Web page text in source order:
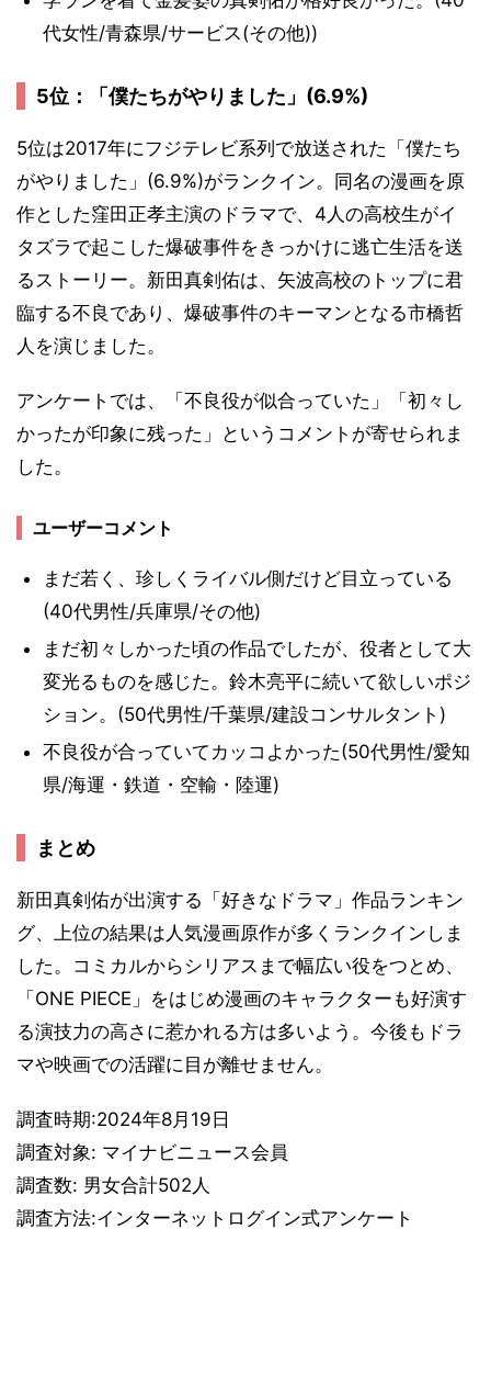
代女性/青森県/サービス(その他))
5位：「僕たちがやりました」(6.9%)
5位は2017年にフジテレビ系列で放送された「僕たち
がやりました」(6.9%)がランクイン。同名の漫画を原
作とした窪田正孝主演のドラマで、4人の高校生がイ
タズラで起こした爆破事件をきっかけに逃亡生活を送
るストーリー。新田真剣佑は、矢波高校のトップに君
臨する不良であり、爆破事件のキーマンとなる市橋哲
人を演じました。
アンケートでは、「不良役が似合っていた」「初々し
かったが印象に残った」というコメントが寄せられま
した。
ユーザーコメント
まだ若く、珍しくライバル側だけど目立っている
(40代男性/兵庫県/その他)
まだ初々しかった頃の作品でしたが、役者として大
変光るものを感じた。鈴木亮平に続いて欲しいポジ
ション。(50代男性/千葉県/建設コンサルタント)
不良役が合っていてカッコよかった(50代男性/愛知
県/海運・鉄道・空輸・陸運)
まとめ
新田真剣佑が出演する「好きなドラマ」作品ランキン
グ、上位の結果は人気漫画原作が多くランクインしま
した。コミカルからシリアスまで幅広い役をつとめ、
「ONE PIECE」をはじめ漫画のキャラクターも好演す
る演技力の高さに惹かれる方は多いよう。今後もドラ
マや映画での活躍に目が離せません。
調査時期:2024年8月19日
調査対象: マイナビニュース会員
調査数: 男女合計502人
調査方法:インターネットログイン式アンケート